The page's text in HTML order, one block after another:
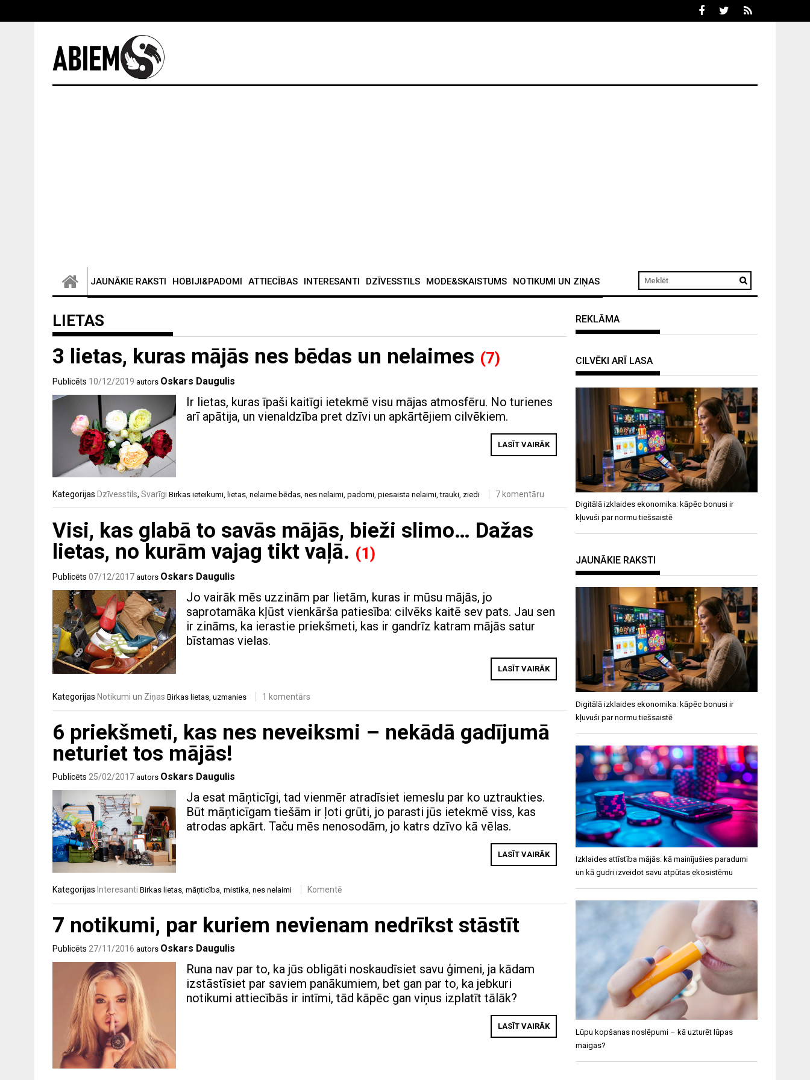
JAUNĀKIE RAKSTI HOBIJI&PADOMI ATTIECĪBAS INTERESANTI DZĪVESSTILS MODE&SKAISTUMS NOTIKUMI UN ZIŅAS
LIETAS
3 lietas, kuras mājās nes bēdas un nelaimes (7)
Publicēts 10/12/2019 autors Oskars Daugulis
Ir lietas, kuras īpaši kaitīgi ietekmē visu mājas atmosfēru. No turienes
arī apātija, un vienaldzība pret dzīvi un apkārtējiem cilvēkiem.
LASĪT VAIRĀK
Kategorijas Dzīvesstils, Svarīgi Birkas ieteikumi, lietas, nelaime bēdas, nes nelaimi, padomi, piesaista nelaimi,trauki, ziedi 7 komentāru
Visi, kas glabā to savās mājās, bieži slimo… Dažas
lietas, no kurām vajag tikt vaļā. (1)
Publicēts 07/12/2017 autors Oskars Daugulis
Jo vairāk mēs uzzinām par lietām, kuras ir mūsu mājās, jo
saprotamāka kļūst vienkārša patiesība: cilvēks kaitē sev pats. Jau sen
ir zināms, ka ierastie priekšmeti, kas ir gandrīz katram mājās satur
bīstamas vielas.
LASĪT VAIRĀK
Kategorijas Notikumi un Ziņas Birkas lietas uzmanies 1 komentārs
6 priekšmeti, kas nes neveiksmi – nekādā gadījumā
neturiet tos mājās!
Publicēts 25/02/2017 autors Oskars Daugulis
Ja esat māņticīgi, tad vienmēr atradīsiet iemeslu par ko uztraukties.
Būt māņticīgam tiešām ir ļoti grūti, jo parasti jūs ietekmē viss, kas
atrodas apkārt. Taču mēs nenosodām, jo katrs dzīvo kā vēlas.
LASĪT VAIRĀK
Kategorijas Interesanti Birkas lietas māņticība mistika nes nelaimi Komentē
7 notikumi, par kuriem nevienam nedrīkst stāstīt
Publicēts 27/11/2016 autors Oskars Daugulis
Runa nav par to, ka jūs obligāti noskaudīsiet savu ģimeni, ja kādam
izstāstīsiet par saviem panākumiem, bet gan par to, ka jebkuri
notikumi attiecībās ir intīmi, tād kāpēc gan viņus izplatīt tālāk?
LASĪT VAIRĀK
REKLĀMA
CILVĒKI ARĪ LASA
Digitālā izklaides ekonomika: kāpēc bonusi ir
kļuvuši par normu tiešsaistē
JAUNĀKIE RAKSTI
Digitālā izklaides ekonomika: kāpēc bonusi ir
kļuvuši par normu tiešsaistē
Izklaides attīstība mājās: kā mainījušies paradumi
un kā gudri izveidot savu atpūtas ekosistēmu
Lūpu kopšanas noslēpumi – kā uzturēt lūpas
maigas?